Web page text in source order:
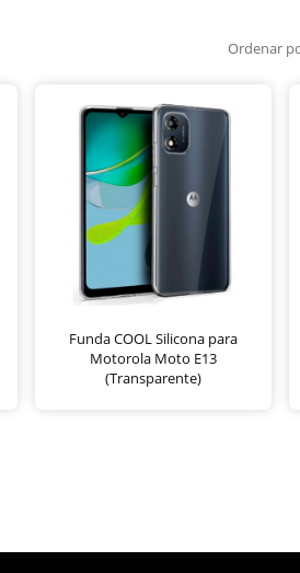
Ordenar
Funda COOL Silicona para
Motorola Moto E13
(Transparente)